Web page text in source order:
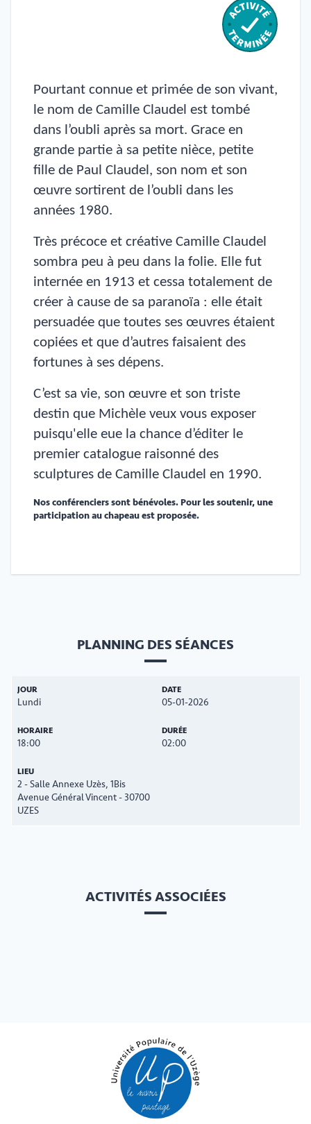
Pourtant connue et primée de son vivant,
le nom de Camille Claudel est tombé
dans l’oubli après sa mort. Grace en
grande partie à sa petite nièce, petite
fille de Paul Claudel, son nom et son
œuvre sortirent de l’oubli dans les
années 1980.
Très précoce et créative Camille Claudel
sombra peu à peu dans la folie. Elle fut
internée en 1913 et cessa totalement de
créer à cause de sa paranoïa : elle était
persuadée que toutes ses œuvres étaient
copiées et que d’autres faisaient des
fortunes à ses dépens.
C’est sa vie, son œuvre et son triste
destin que Michèle veux vous exposer
puisqu'elle eue la chance d’éditer le
premier catalogue raisonné des
sculptures de Camille Claudel en 1990.
Nos conférenciers sont bénévoles. Pour les soutenir, une
participation au chapeau est proposée.
PLANNING DES SÉANCES
Lundi 05-01-2026
18:00 02:00
2 - Salle Annexe Uzès, 1Bis
Avenue Général Vincent - 30700
UZES
ACTIVITÉS ASSOCIÉES